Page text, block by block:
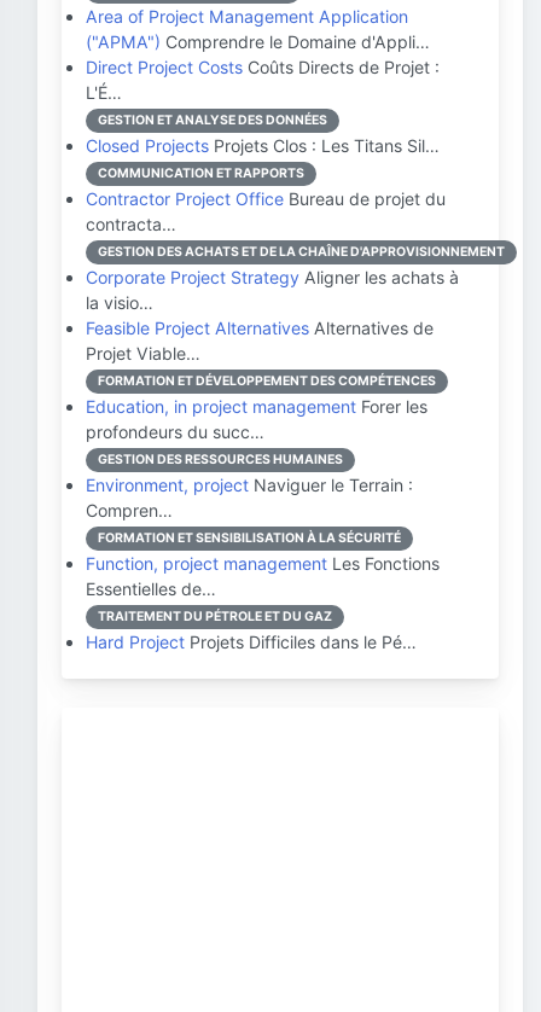
Area of Project Management Application
("APMA") Comprendre le Domaine d'Appli…
Direct Project Costs Coûts Directs de Projet :
L'É…
GESTION ET ANALYSE DES DONNÉES
Closed Projects Projets Clos : Les Titans Sil…
COMMUNICATION ET RAPPORTS
Contractor Project Office Bureau de projet du
contracta…
GESTION DES ACHATS ET DE LA CHAÎNE D'APPROVISIONNEMENT
Corporate Project Strategy Aligner les achats à
la visio…
Feasible Project Alternatives Alternatives de
Projet Viable…
FORMATION ET DÉVELOPPEMENT DES COMPÉTENCES
Education, in project management Forer les
profondeurs du succ…
GESTION DES RESSOURCES HUMAINES
Environment, project Naviguer le Terrain :
Compren…
FORMATION ET SENSIBILISATION À LA SÉCURITÉ
Function, project management Les Fonctions
Essentielles de…
TRAITEMENT DU PÉTROLE ET DU GAZ
Hard Project Projets Difficiles dans le Pé…